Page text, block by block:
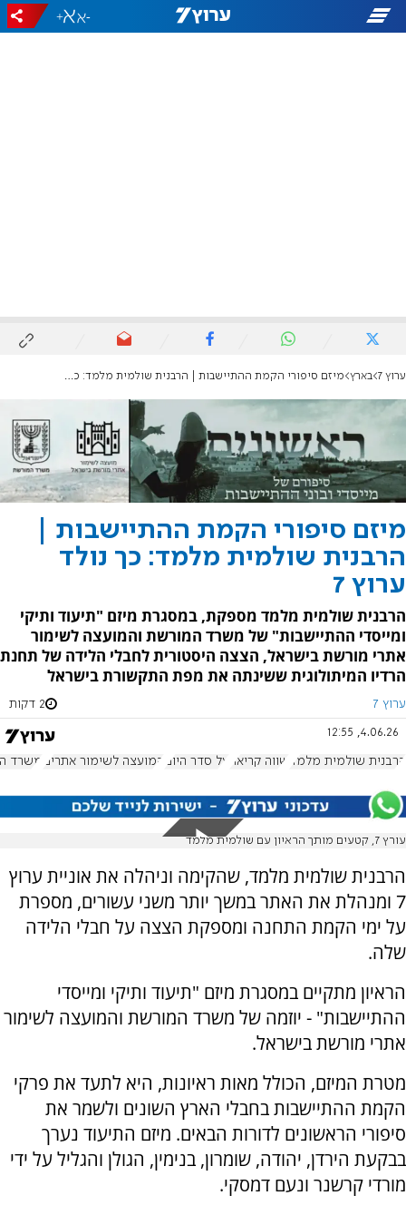
-
+
ערוץ 7 בארץ מיזם סיפורי הקמת ההתיישבות | הרבנית שולמית מלמד: כך נולד ערוץ 7
מיזם סיפורי הקמת ההתיישבות |
הרבנית שולמית מלמד: כך נולד
ערוץ 7
הרבנית שולמית מלמד מספקת, במסגרת מיזם "תיעוד ותיקי
ומייסדי ההתיישבות" של משרד המורשת והמועצה לשימור
אתרי מורשת בישראל, הצצה היסטורית לחבלי הלידה של תחנת
הרדיו המיתולוגית ששינתה את מפת התקשורת בישראל
ערוץ 7 2 דקות
4.06.26, 12:55
הרבנית שולמית מלמד שווה קריאה על סדר היום המועצה לשימור אתרים משרד
עורץ 7, קטעים מותך הראיון עם שולמית מלמד
הרבנית שולמית מלמד, שהקימה וניהלה את אוניית ערוץ
7 ומנהלת את האתר במשך יותר משני עשורים, מספרת
על ימי הקמת התחנה ומספקת הצצה על חבלי הלידה
שלה.
הראיון מתקיים במסגרת מיזם "תיעוד ותיקי ומייסדי
ההתיישבות" - יוזמה של משרד המורשת והמועצה לשימור
אתרי מורשת בישראל.
מטרת המיזם, הכולל מאות ראיונות, היא לתעד את פרקי
הקמת ההתיישבות בחבלי הארץ השונים ולשמר את
סיפורי הראשונים לדורות הבאים. מיזם התיעוד נערך
בבקעת הירדן, יהודה, שומרון, בנימין, הגולן והגליל על ידי
מורדי קרשנר ונעם דמסקי.